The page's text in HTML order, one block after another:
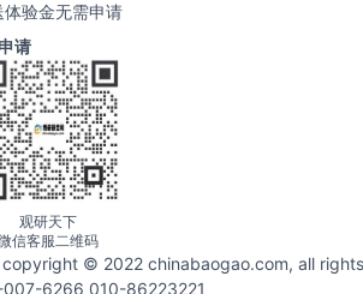
验金无需申请
请
观研天下
信客服二维码
copyright © 2022 chinabaogao.com, all
007-6266 010-86223221